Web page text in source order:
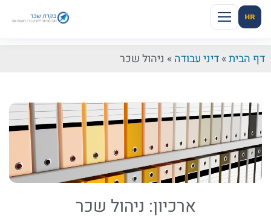
HR
דף הבית»דיני עבודה» ניהול שכר
ארכיון: ניהול שכר